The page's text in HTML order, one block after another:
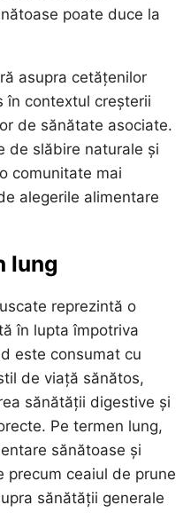
poate duce la
asupra cetățenilor
în contextul creșterii
de sănătate asociate.
de slăbire naturale și
comunitate mai
alegerile alimentare
lung
reprezintă o
în lupta împotriva
este consumat cu
de viață sănătos,
sănătății digestive și
Pe termen lung,
sănătoase și
precum ceaiul de prune
sănătății generale